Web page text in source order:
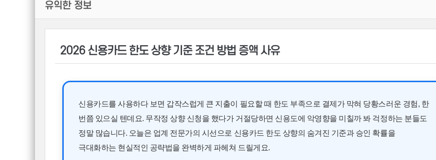
유익한 정보
2026 신용카드 한도 상향 기준 조건 방법 증액 사유
신용카드를 사용하다 보면 갑작스럽게 큰 지출이 필요할 때 한도 부족으로 결제가 막혀 당황스러운 경험, 한
번쯤 있으실 텐데요. 무작정 상향 신청을 했다가 거절당하면 신용도에 악영향을 미칠까 봐 걱정하는 분들도
정말 많습니다. 오늘은 업계 전문가의 시선으로 신용카드 한도 상향의 숨겨진 기준과 승인 확률을
극대화하는 현실적인 공략법을 완벽하게 파헤쳐 드릴게요.